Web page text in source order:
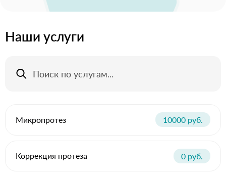
Наши услуги
Микропротез 10000 руб.
Коррекция протеза 0 руб.